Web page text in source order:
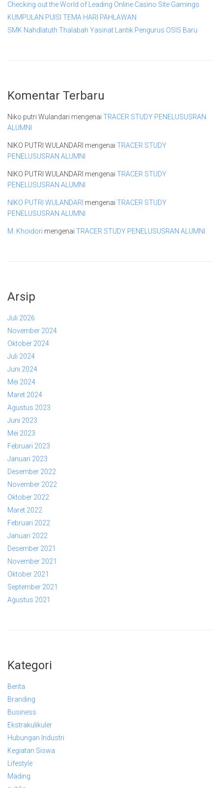
Checking out the World of Leading Online Casino Site Gamings
KUMPULAN PUISI TEMA HARI PAHLAWAN
SMK Nahdlatuth Thalabah Yasinat Lantik Pengurus OSIS Baru
Komentar Terbaru
Niko putri Wulandari mengenai TRACER STUDY PENELUSUSRAN
ALUMNI
NIKO PUTRI WULANDARI mengenai TRACER STUDY
PENELUSUSRAN ALUMNI
NIKO PUTRI WULANDARI mengenai TRACER STUDY
PENELUSUSRAN ALUMNI
NIKO PUTRI WULANDARI mengenai TRACER STUDY
PENELUSUSRAN ALUMNI
M. Khoidori mengenai TRACER STUDY PENELUSUSRAN ALUMNI
Arsip
Juli 2026
November 2024
Oktober 2024
Juli 2024
Juni 2024
Mei 2024
Maret 2024
Agustus 2023
Juni 2023
Mei 2023
Februari 2023
Januari 2023
Desember 2022
November 2022
Oktober 2022
Maret 2022
Februari 2022
Januari 2022
Desember 2021
November 2021
Oktober 2021
September 2021
Agustus 2021
Kategori
Berita
Branding
Business
Ekstrakulikuler
Hubungan Industri
Kegiatan Siswa
Lifestyle
Mading